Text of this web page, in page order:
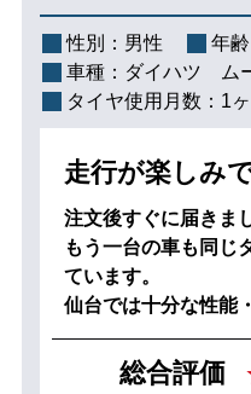
性別： 男性 年齢
車種： ダイハツ ム
タイヤ使用月数： 1
走行が楽しみ
注文後すぐに届きま
もう一台の車も同じ
ています。
仙台では十分な性能
総合評価